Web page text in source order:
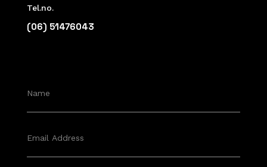
Tel.no.
(06) 51476043